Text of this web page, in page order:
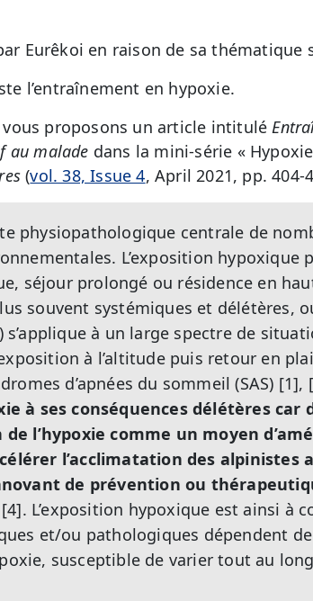
Eurêkoi en raison de sa thématique
l’entraînement en hypoxie.
proposons un article intitulé
au malade dans la mini-série «
(vol. 38, Issue 4, April 2021, pp. 404-
physiopathologique centrale de
L’exposition hypoxique
séjour prolongé ou résidence en
souvent systémiques et délétères,
à un large spectre de
à l’altitude puis retour en
d’apnées du sommeil (SAS) [1],
à ses conséquences délétères car
l’hypoxie comme un moyen
l’acclimatation des alpinistes
de prévention ou
L’exposition hypoxique est ainsi à
et/ou pathologiques dépendent
susceptible de varier tout au long